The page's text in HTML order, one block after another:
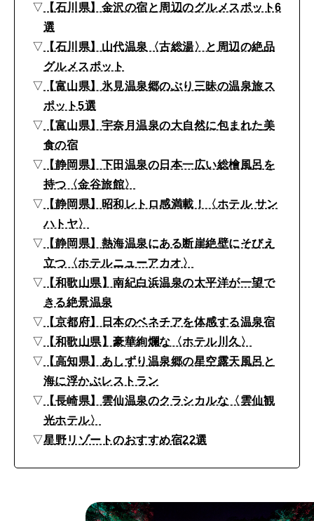
▽ 【石川県】金沢の宿と周辺のグルメスポット6
選
▽ 【石川県】山代温泉〈古総湯〉と周辺の絶品
グルメスポット
▽ 【富山県】氷見温泉郷のぶり三昧の温泉旅ス
ポット5選
▽ 【富山県】宇奈月温泉の大自然に包まれた美
食の宿
▽ 【静岡県】下田温泉の日本一広い総檜風呂を
持つ〈金谷旅館〉
▽ 【静岡県】昭和レトロ感満載！〈ホテル サン
ハトヤ〉
▽ 【静岡県】熱海温泉にある断崖絶壁にそびえ
立つ〈ホテルニューアカオ〉
▽ 【和歌山県】南紀白浜温泉の太平洋が一望で
きる絶景温泉
▽ 【京都府】日本のベネチアを体感する温泉宿
▽ 【和歌山県】豪華絢爛な〈ホテル川久〉
▽ 【高知県】あしずり温泉郷の星空露天風呂と
海に浮かぶレストラン
▽ 【長崎県】雲仙温泉のクラシカルな〈雲仙観
光ホテル〉
▽星野リゾートのおすすめ宿22選